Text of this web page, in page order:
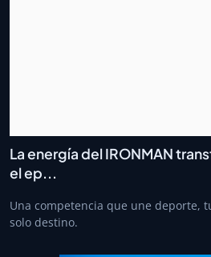
La energía del IRONMAN
el ep...
Una competencia que une deporte,
solo destino.